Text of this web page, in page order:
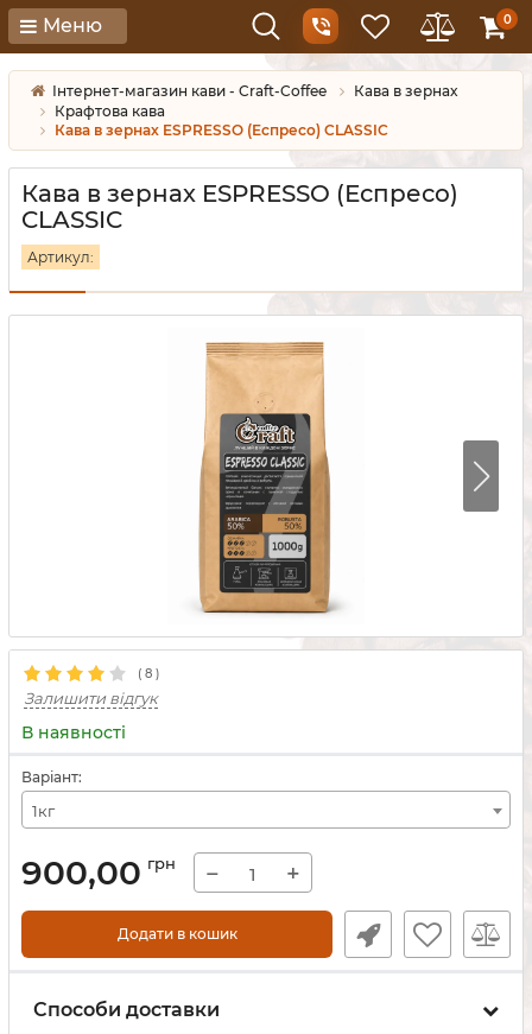
Меню 0
Інтернет-магазин кави - Craft-Coffee
Кава в зернах
Крафтова кава
Кава в зернах ESPRESSO (Еспресо) CLASSIC
Кава в зернах ESPRESSO (Еспресо)
CLASSIC
Артикул:
( 8 )
Залишити відгук
В наявності
Варіант:
1кг
900,00 грн − +
Додати в кошик
Способи доставки